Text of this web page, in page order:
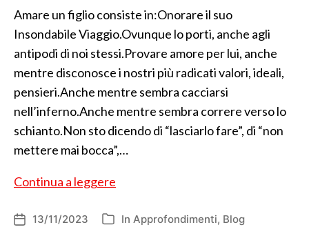
Amare un figlio consiste in:Onorare il suo
Insondabile Viaggio.Ovunque lo porti, anche agli
antipodi di noi stessi.Provare amore per lui, anche
mentre disconosce i nostri più radicati valori, ideali,
pensieri.Anche mentre sembra cacciarsi
nell’inferno.Anche mentre sembra correre verso lo
schianto.Non sto dicendo di “lasciarlo fare”, di “non
mettere mai bocca”,…
Continua a leggere
Data13/11/2023 Categorie
In Approfondimenti, Blog